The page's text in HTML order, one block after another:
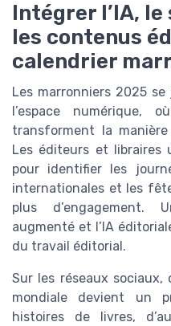
Intégrer l’IA,
les contenus
calendrier
Les marronniers 2025
l’espace numérique,
transforment la
Les éditeurs et libraires
pour identifier les
internationales et les
plus d’engagement.
augmenté et l’IA
du travail éditorial.
Sur les réseaux
mondiale devient un
histoires de livres,